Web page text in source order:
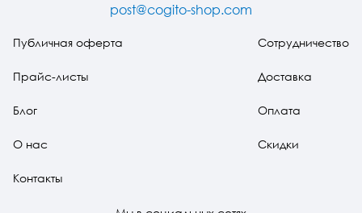
post@cogito-shop.com
Публичная оферта
Прайс-листы
Блог
О нас
Контакты
Сотрудничество
Доставка
Оплата
Скидки